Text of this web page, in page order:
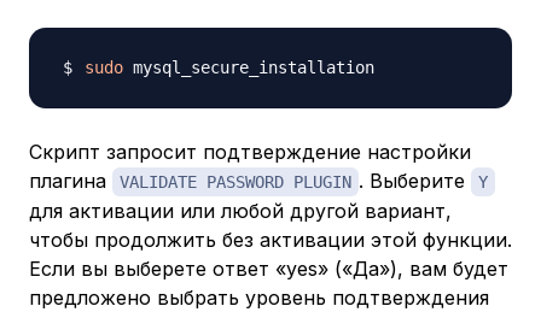
sudo
Скрипт запросит подтверждение настройки
плагина
VALIDATE PASSWORD PLUGIN . Выберите Y
для активации или любой другой вариант,
чтобы продолжить без активации этой функции.
Если вы выберете ответ «yes» («Да»), вам будет
предложено выбрать уровень подтверждения